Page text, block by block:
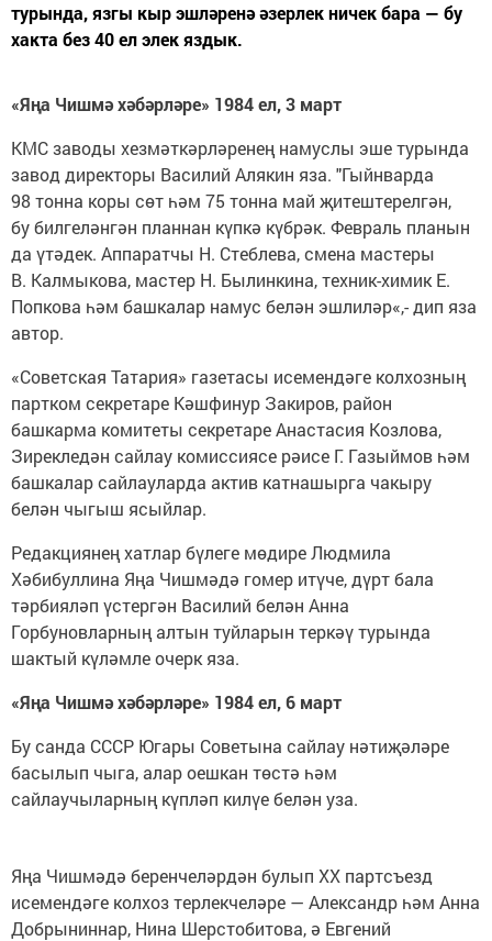
турында, язгы кыр эшләренә әзерлек ничек бара — бу
хакта без 40 ел элек яздык.
«Яңа Чишмә хәбәрләре» 1984 ел, 3 март
КМС заводы хезмәткәрләренең намуслы эше турында
завод директоры Василий Алякин яза. "Гыйнварда
98 тонна коры сөт һәм 75 тонна май җитештерелгән,
бу билгеләнгән планнан күпкә күбрәк. Февраль планын
да үтәдек. Аппаратчы Н. Стеблева, смена мастеры
В. Калмыкова, мастер Н. Былинкина, техник-химик Е.
Попкова һәм башкалар намус белән эшлиләр«,- дип яза
автор.
«Советская Татария» газетасы исемендәге колхозның
партком секретаре Кәшфинур Закиров, район
башкарма комитеты секретаре Анастасия Козлова,
Зирекледән сайлау комиссиясе рәисе Г. Газыймов һәм
башкалар сайлауларда актив катнашырга чакыру
белән чыгыш ясыйлар.
Редакциянең хатлар бүлеге мөдире Людмила
Хәбибуллина Яңа Чишмәдә гомер итүче, дүрт бала
тәрбияләп үстергән Василий белән Анна
Горбуновларның алтын туйларын теркәү турында
шактый күләмле очерк яза.
«Яңа Чишмә хәбәрләре» 1984 ел, 6 март
Бу санда СССР Югары Советына сайлау нәтиҗәләре
басылып чыга, алар оешкан төстә һәм
сайлаучыларның күпләп килүе белән уза.
Яңа Чишмәдә беренчеләрдән булып ХХ партсъезд
исемендәге колхоз терлекчеләре — Александр һәм Анна
Добрыниннар, Нина Шерстобитова, ә Евгений